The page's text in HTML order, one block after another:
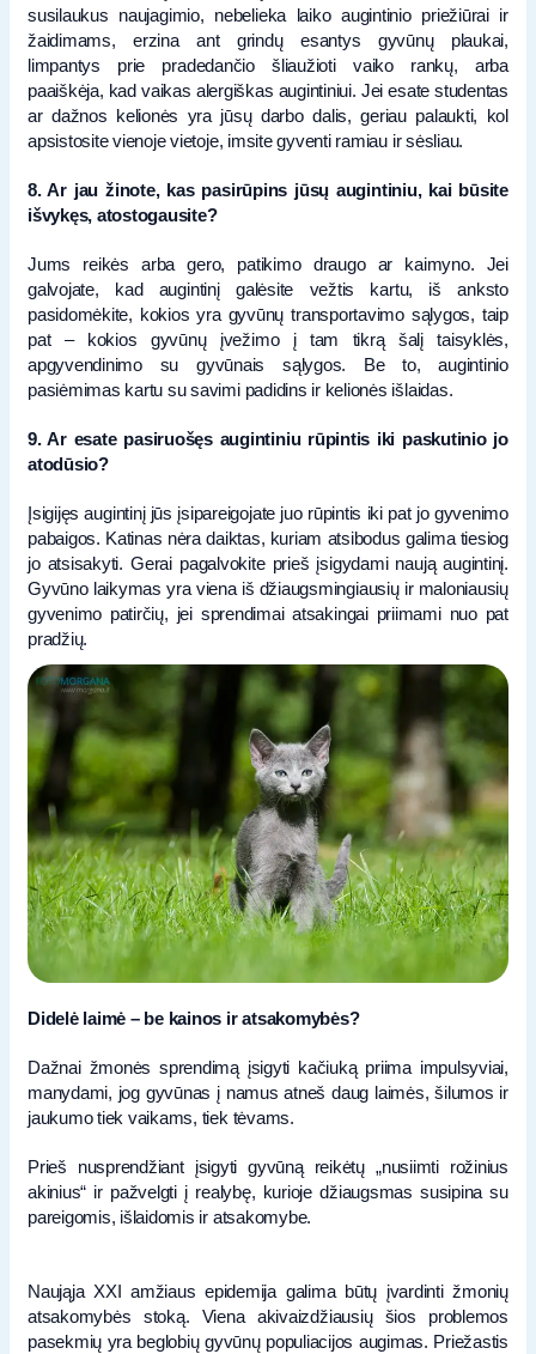
susilaukus naujagimio, nebelieka laiko augintinio priežiūrai ir
žaidimams, erzina ant grindų esantys gyvūnų plaukai,
limpantys prie pradedančio šliaužioti vaiko rankų, arba
paaiškėja, kad vaikas alergiškas augintiniui. Jei esate studentas
ar dažnos kelionės yra jūsų darbo dalis, geriau palaukti, kol
apsistosite vienoje vietoje, imsite gyventi ramiau ir sėsliau.
8. Ar jau žinote, kas pasirūpins jūsų augintiniu, kai būsite
išvykęs, atostogausite?
Jums reikės arba gero, patikimo draugo ar kaimyno. Jei
galvojate, kad augintinį galėsite vežtis kartu, iš anksto
pasidomėkite, kokios yra gyvūnų transportavimo sąlygos, taip
pat – kokios gyvūnų įvežimo į tam tikrą šalį taisyklės,
apgyvendinimo su gyvūnais sąlygos. Be to, augintinio
pasiėmimas kartu su savimi padidins ir kelionės išlaidas.
9. Ar esate pasiruošęs augintiniu rūpintis iki paskutinio jo
atodūsio?
Įsigijęs augintinį jūs įsipareigojate juo rūpintis iki pat jo gyvenimo
pabaigos. Katinas nėra daiktas, kuriam atsibodus galima tiesiog
jo atsisakyti. Gerai pagalvokite prieš įsigydami naują augintinį.
Gyvūno laikymas yra viena iš džiaugsmingiausių ir maloniausių
gyvenimo patirčių, jei sprendimai atsakingai priimami nuo pat
pradžių.
Didelė laimė – be kainos ir atsakomybės?
Dažnai žmonės sprendimą įsigyti kačiuką priima impulsyviai,
manydami, jog gyvūnas į namus atneš daug laimės, šilumos ir
jaukumo tiek vaikams, tiek tėvams.
Prieš nusprendžiant įsigyti gyvūną reikėtų „nusiimti rožinius
akinius“ ir pažvelgti į realybę, kurioje džiaugsmas susipina su
pareigomis, išlaidomis ir atsakomybe.
Naująja XXI amžiaus epidemija galima būtų įvardinti žmonių
atsakomybės stoką. Viena akivaizdžiausių šios problemos
pasekmių yra beglobių gyvūnų populiacijos augimas. Priežastis